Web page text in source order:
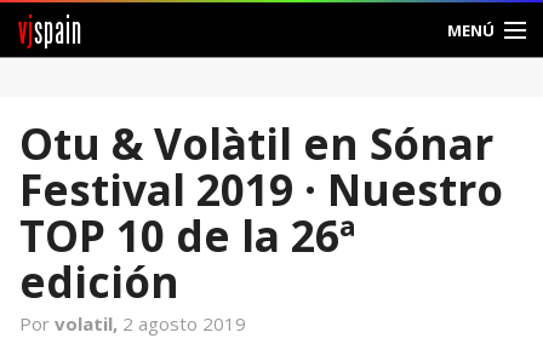
vjspain MENÚ
Foros
Noticias
Vjspain
Ayuda
Otu & Volàtil en Sónar
Festival 2019 · Nuestro
TOP 10 de la 26ª
edición
Por volatil, 2 agosto 2019